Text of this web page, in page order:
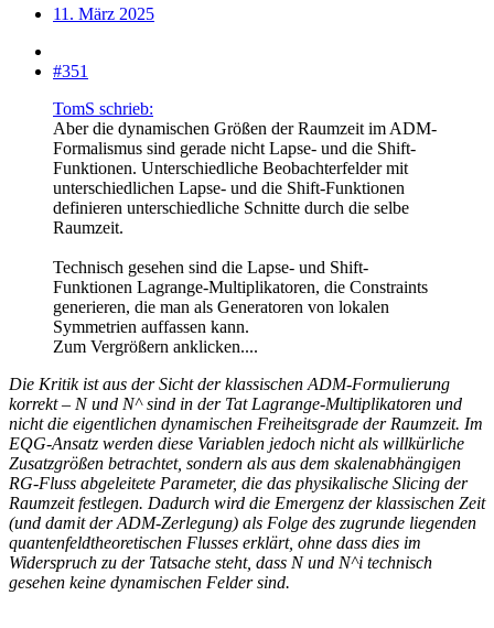
11. März 2025
#351
TomS schrieb:
Aber die dynamischen Größen der Raumzeit im ADM-
Formalismus sind gerade nicht Lapse- und die Shift-
Funktionen. Unterschiedliche Beobachterfelder mit
unterschiedlichen Lapse- und die Shift-Funktionen
definieren unterschiedliche Schnitte durch die selbe
Raumzeit.
Technisch gesehen sind die Lapse- und Shift-
Funktionen Lagrange-Multiplikatoren, die Constraints
generieren, die man als Generatoren von lokalen
Symmetrien auffassen kann.
Zum Vergrößern anklicken....
Die Kritik ist aus der Sicht der klassischen ADM‑Formulierung
korrekt – N und N^ sind in der Tat Lagrange‑Multiplikatoren und
nicht die eigentlichen dynamischen Freiheitsgrade der Raumzeit. Im
EQG-Ansatz werden diese Variablen jedoch nicht als willkürliche
Zusatzgrößen betrachtet, sondern als aus dem skalenabhängigen
RG‑Fluss abgeleitete Parameter, die das physikalische Slicing der
Raumzeit festlegen. Dadurch wird die Emergenz der klassischen Zeit
(und damit der ADM‑Zerlegung) als Folge des zugrunde liegenden
quantenfeldtheoretischen Flusses erklärt, ohne dass dies im
Widerspruch zu der Tatsache steht, dass N und N^i technisch
gesehen keine dynamischen Felder sind.